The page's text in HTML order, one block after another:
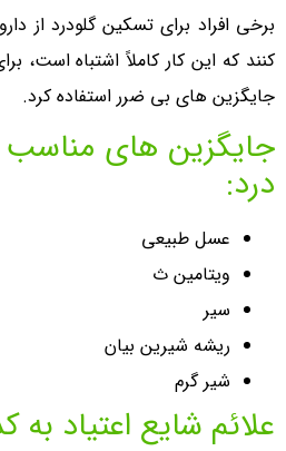
برخی افراد برای تسکین گلودرد از
کنند که این کار کاملاً اشتباه است،
جایگزین های بی ضرر استفاده کرد.
جایگزین های مناسب
درد:
عسل طبیعی
ویتامین ث
سیر
ریشه شیرین بیان
شیر گرم
علائم شایع اعتیاد به